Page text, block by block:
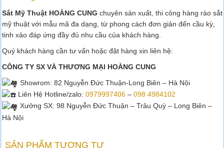
Sắt Mỹ Thuật HOÀNG CUNG chuyên sản xuất, thi công hàng rào sắt
mỹ thuật với mẫu mã đa dạng, từ phong cách đơn giản đến cầu kỳ,
tinh xảo đáp ứng đầy đủ nhu cầu của khách hàng.
Quý khách hàng cần tư vấn hoặc đặt hàng xin liên hệ:
CÔNG TY SX VÀ THƯƠNG MẠI HOÀNG CUNG
Showrom: 82 Nguyễn Đức Thuận-Long Biên – Hà Nội
Liên Hệ Hotline/zalo: 0979997406– 098 4984102
Xưởng SX: 98 Nguyễn Đức Thuận – Trâu Quỳ – Long Biên –
Hà Nội
SẢN PHẨM TƯƠNG TỰ